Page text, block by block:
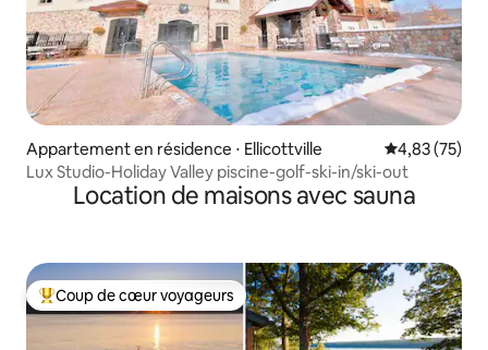
Appartement en résidence ⋅ Ellicottville Évaluation
4,83 (75)
Lux Studio-Holiday Valley piscine-golf-ski-in/ski-out
Location de maisons avec sauna
Coups de cœur voyageurs les plus appréciés
Coup de cœur voyageurs